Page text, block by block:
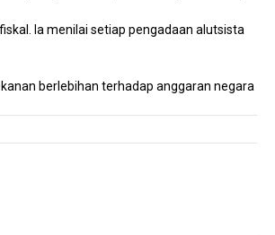
Ia menilai setiap pengadaan alutsista
berlebihan terhadap anggaran negara